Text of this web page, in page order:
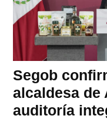
Segob
alcaldesa de
auditoría